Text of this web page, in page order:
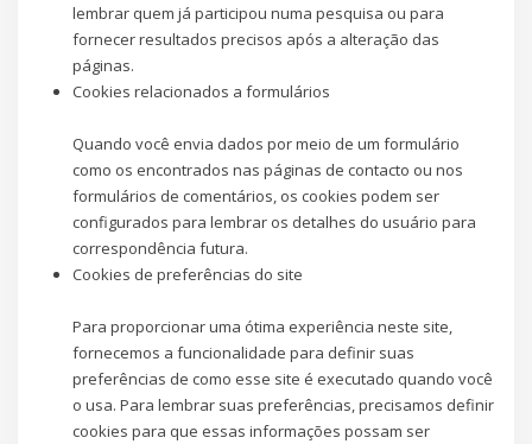
lembrar quem já participou numa pesquisa ou para
fornecer resultados precisos após a alteração das
páginas.
Cookies relacionados a formulários
Quando você envia dados por meio de um formulário
como os encontrados nas páginas de contacto ou nos
formulários de comentários, os cookies podem ser
configurados para lembrar os detalhes do usuário para
correspondência futura.
Cookies de preferências do site
Para proporcionar uma ótima experiência neste site,
fornecemos a funcionalidade para definir suas
preferências de como esse site é executado quando você
o usa. Para lembrar suas preferências, precisamos definir
cookies para que essas informações possam ser